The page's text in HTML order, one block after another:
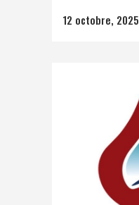
12 octobre, 2025